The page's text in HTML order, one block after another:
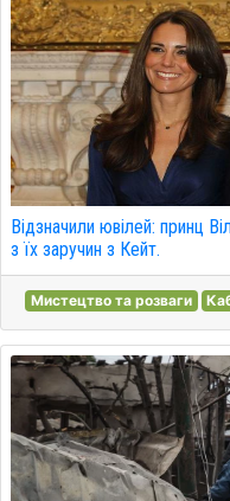
Відзначили ювілей: принц
з їх заручин з Кейт.
Мистецтво та розваги